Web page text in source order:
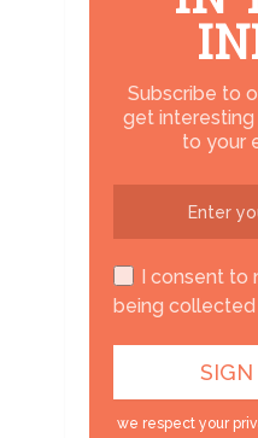
Subscribe to
get
to your
I consent
being
we respect your